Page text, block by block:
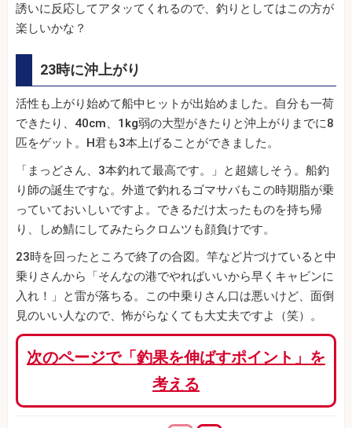
誘いに反応してアタッてくれるので、釣りとしてはこの方が
楽しいかな？
23時に沖上がり
活性も上がり始めて船中ヒットが出始めました。自分も一荷
できたり、40cm、1kg弱の大型がきたりと沖上がりまでに8
匹をゲット。H君も3本上げることができました。
「まっどさん、3本釣れて最高です。」と超嬉しそう。船釣
り師の誕生ですな。外道で釣れるゴマサバもこの時期脂が乗
っていておいしいですよ。できるだけ太ったものを持ち帰
り、しめ鯖にしてみたらクロムツも顔負けです。
23時を回ったところで終了の合図。竿など片づけていると中
乗りさんから「そんなの港でやればいいから早くキャビンに
入れ！」と雷が落ちる。この中乗りさん口は悪いけど、面倒
見のいい人なので、怖がらなくても大丈夫ですよ（笑）。
次のページで「釣果を伸ばすポイント」を
考える